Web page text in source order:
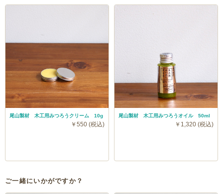
尾山製材 木工用みつろうクリーム 10g
￥550 (税込)
尾山製材 木工用みつろうオイル 50ml
￥1,320 (税込)
ご一緒にいかがですか？